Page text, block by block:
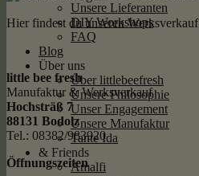
Unsere Lieferanten
DIY Workshops
FAQ
Blog
Über uns
Über littlebeefresh
Unsere Philosophie
Unser Engagement
Unsere Manufaktur
Tante Ida
& Friends
Amalfi
Hier findest du unseren Werksverkauf
little bee fresh
Manufaktur & Werksverkauf
Hochsträß 7
88131 Bodolz
Tel.: 08382/983920
Öffnungszeiten